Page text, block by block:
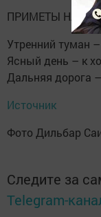
ПРИМЕТЫ НА 4
Утренний туман
Ясный день – к
Дальняя дорога
Источник
Фото Дильбар
Следите за
Telegram-